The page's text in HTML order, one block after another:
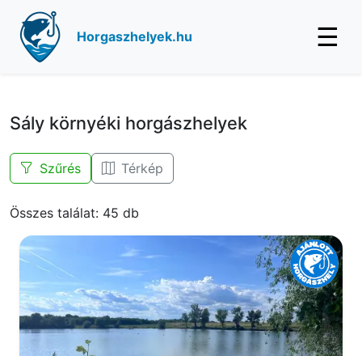
Horgaszhelyek.hu ☰
Sály környéki horgászhelyek
Szűrés Térkép
Összes találat: 45 db